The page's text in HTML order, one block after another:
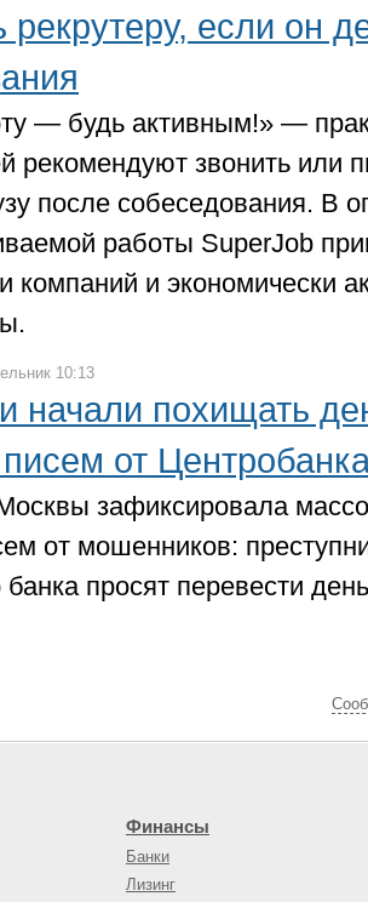
рекрутеру, если он
— будь активным!» —
рекомендуют звонить или
после собеседования. В
работы SuperJob
компаний и экономически
10:13
начали похищать
от
зафиксировала
от мошенников:
просят перевести
Финансы
Банки
Лизинг